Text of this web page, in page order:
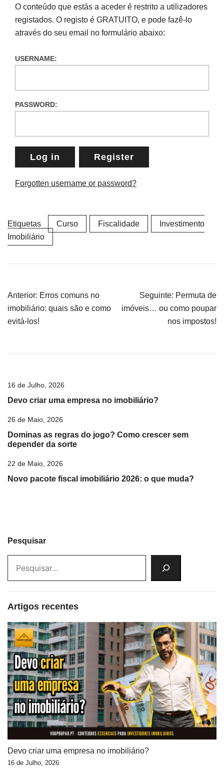
O conteúdo que estás a aceder é restrito a utilizadores
registados. O registo é GRATUITO, e pode fazê-lo
através do seu email no formulário abaixo:
USERNAME:
PASSWORD:
Log in Register
Forgotten username or password?
Etiquetas Curso Fiscalidade
Investimento
Imobiliário
Navegação
de
artigos
Anterior: Erros comuns no
imobiliário: quais são e como
evitá-los!
Seguinte: Permuta de
imóveis… ou como poupar
nos impostos!
16 de Julho, 2026
Devo criar uma empresa no imobiliário?
26 de Maio, 2026
Dominas as regras do jogo? Como crescer sem
depender da sorte
22 de Maio, 2026
Novo pacote fiscal imobiliário 2026: o que muda?
Pesquisar
Artigos recentes
Devo criar uma empresa no imobiliário?
16 de Julho, 2026